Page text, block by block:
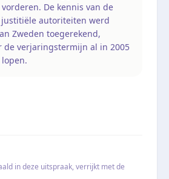
vorderen. De kennis van de
justitiële autoriteiten werd
Zweden toegerekend,
de verjaringstermijn al in 2005
in deze uitspraak, verrijkt met de